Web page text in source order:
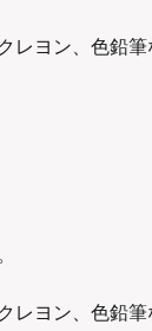
レヨン、色鉛
レヨン、色鉛